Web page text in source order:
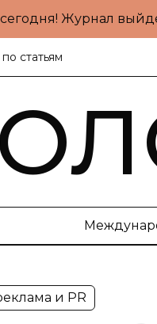
сегодня! Журнал
и PR